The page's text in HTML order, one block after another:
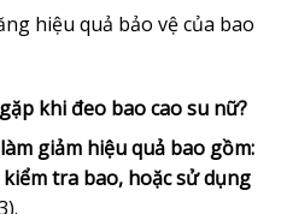
hiệu quả bảo vệ của bao
khi đeo bao cao su nữ?
giảm hiệu quả bao gồm:
tra bao, hoặc sử dụng